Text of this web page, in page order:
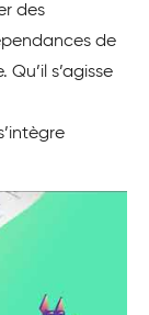
des
de
s’agisse